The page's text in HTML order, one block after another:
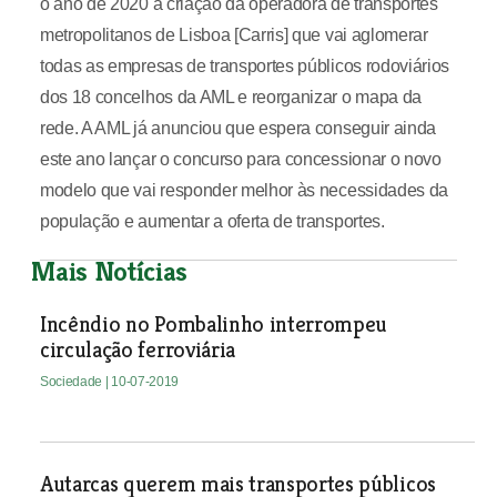
o ano de 2020 a criação da operadora de transportes
metropolitanos de Lisboa [Carris] que vai aglomerar
todas as empresas de transportes públicos rodoviários
dos 18 concelhos da AML e reorganizar o mapa da
rede. A AML já anunciou que espera conseguir ainda
este ano lançar o concurso para concessionar o novo
modelo que vai responder melhor às necessidades da
população e aumentar a oferta de transportes.
Mais Notícias
Incêndio no Pombalinho interrompeu
circulação ferroviária
Sociedade | 10-07-2019
Autarcas querem mais transportes públicos